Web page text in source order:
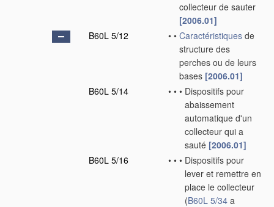
collecteur de sauter
[2006.01]
B60L 5/12
• • Caractéristiques de
structure des
perches ou de leurs
bases [2006.01]
B60L 5/14
• • • Dispositifs pour
abaissement
automatique d'un
collecteur qui a
sauté [2006.01]
B60L 5/16
• • • Dispositifs pour
lever et remettre en
place le collecteur
(B60L 5/34 a